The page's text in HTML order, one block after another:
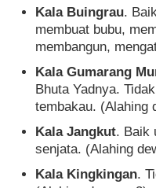
Kala Buingrau.
membuat bubu,
membangun,
Kala Gumarang
Bhuta Yadnya.
tembakau. (Alahing
Kala Jangkut. Baik
senjata. (Alahing
Kala Kingkingan.